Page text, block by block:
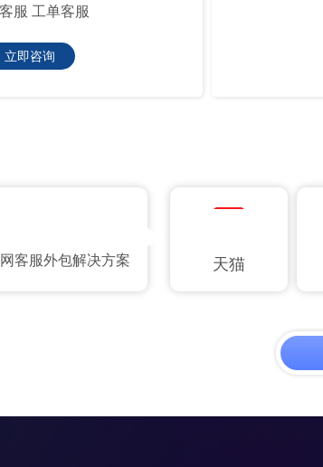
服 工单客服
立即咨询
客服外包解决方案 天猫